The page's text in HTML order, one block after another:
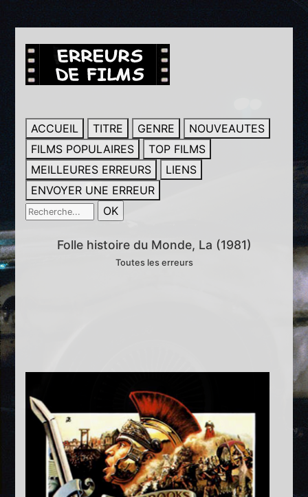
ACCUEIL TITRE GENRE
NOUVEAUTES
FILMS POPULAIRES
TOP FILMS
MEILLEURES ERREURS
LIENS
ENVOYER UNE ERREUR
Folle histoire du Monde, La (1981)
Toutes les erreurs